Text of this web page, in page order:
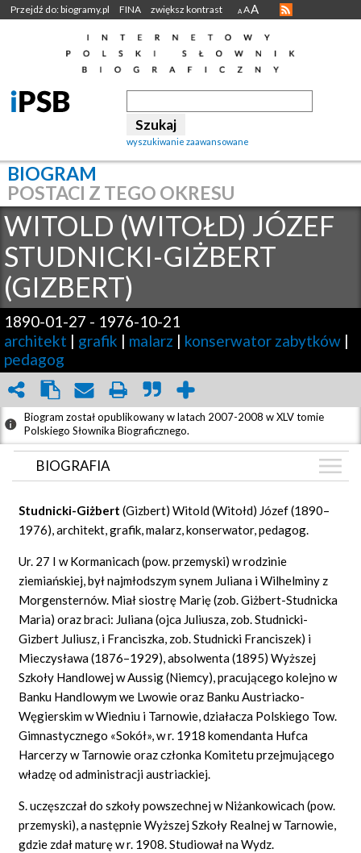
Przejdź do: biogramy.pl FINA zwiększ kontrast A AA
wyszukiwanie zaawansowane
BIOGRAM
POSTACI Z TEGO OKRESU
WITOLD (WITOŁD) JÓZEF
STUDNICKI-GIŻBERT
(GIZBERT)
1890-01-27 - 1976-10-21
architekt | grafik | malarz | konserwator zabytków |
pedagog
Biogram został opublikowany w latach 2007-2008 w XLV tomie
Polskiego Słownika Biograficznego.
BIOGRAFIA
GRAF POWIĄZAŃ
DYSKUSJA
Mapa
Studnicki-Giżbert(Gizbert) Witold (Witołd) Józef (1890–
1976), architekt, grafik, malarz, konserwator, pedagog.
Ur. 27 I w Kormanicach (pow. przemyski) w rodzinie
ziemiańskiej, był najmłodszym synem Juliana i Wilhelminy z
Morgensternów. Miał siostrę Marię (zob. Giżbert-Studnicka
Maria) oraz braci: Juliana (ojca Juliusza, zob. Studnicki-
Gizbert Juliusz, i Franciszka, zob. Studnicki Franciszek) i
Mieczysława (1876–1929), absolwenta (1895) Wyższej
Szkoły Handlowej w Aussig (Niemcy), pracującego kolejno w
Banku Handlowym we Lwowie oraz Banku Austriacko-
Węgierskim w Wiedniu i Tarnowie, działacza Polskiego Tow.
Gimnastycznego «Sokół», w r. 1918 komendanta Hufca
Harcerzy w Tarnowie oraz członka Komitetu przejmującego
władzę od administracji austriackiej.
S. uczęszczał do szkoły powszechnej w Niżankowicach (pow.
przemyski), a następnie Wyższej Szkoły Realnej w Tarnowie,
gdzie zdał maturę w r. 1908. Studiował na Wydz.